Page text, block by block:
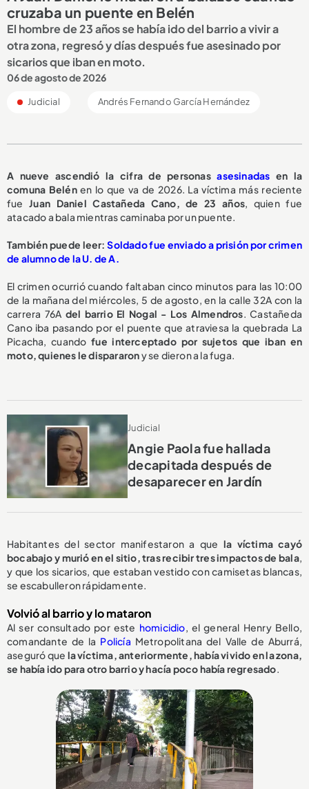
cruzaba un puente en Belén
El hombre de 23 años se había ido del barrio a vivir a
otra zona, regresó y días después fue asesinado por
sicarios que iban en moto.
06 de agosto de 2026
Judicial Andrés Fernando García Hernández
A nueve ascendió la cifra de personasasesinadas en la
comuna Belénen lo que va de 2026. La víctima más reciente
fueJuan Daniel Castañeda Cano, de 23 años, quien fue
atacado a bala mientras caminaba por un puente.
También puede leer:Soldado fue enviado a prisión por crimen
de alumno de la U. de A.
El crimen ocurrió cuando faltaban cinco minutos para las 10:00
de la mañana del miércoles, 5 de agosto, en la calle 32A con la
carrera 76A del barrio El Nogal - Los Almendros. Castañeda
Cano iba pasando por el puente que atraviesa la quebrada La
Picacha, cuandofue interceptado por sujetos que iban en
moto, quienes le dispararony se dieron a la fuga.
Judicial
Angie Paola fue hallada
decapitada después de
desaparecer en Jardín
Habitantes del sector manifestaron a que la víctima cayó
bocabajo y murió en el sitio, tras recibir tres impactos de bala,
y que los sicarios, que estaban vestido con camisetas blancas,
se escabulleron rápidamente.
Volvió al barrio y lo mataron
Al ser consultado por este homicidio, el general Henry Bello,
comandante de la Policía Metropolitana del Valle de Aburrá,
aseguró que la víctima, anteriormente, había vivido en la zona,
se había ido para otro barrio y hacía poco había regresado.